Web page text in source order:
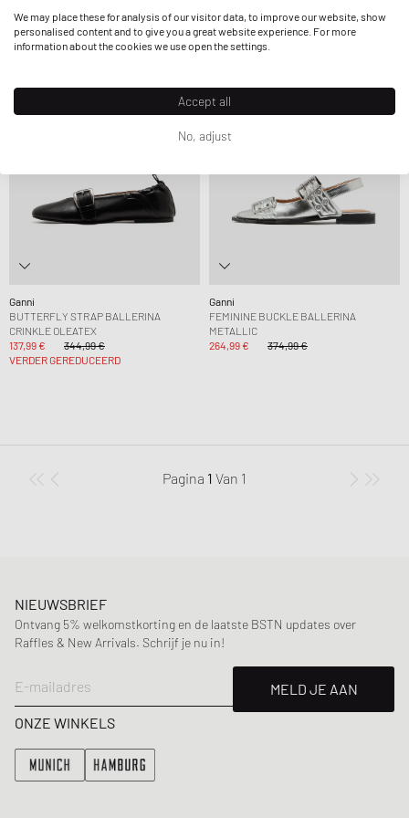
Ganni
BUTTERFLY STRAP BALLERINA
CRINKLE OLEATEX
137,99 €
344,99 €
VERDER GEREDUCEERD
Ganni
FEMININE BUCKLE BALLERINA
METALLIC
264,99 €
374,99 €
Pagina 1 Van 1
NIEUWSBRIEF
Ontvang 5% welkomstkorting en de laatste BSTN updates over
Raffles & New Arrivals. Schrijf je nu in!
E-mailadres
MELD JE AAN
ONZE WINKELS
We may place these for analysis of our visitor data, to improve our website, show
personalised content and to give you a great website experience. For more
information about the cookies we use open the settings.
Accept all
No, adjust